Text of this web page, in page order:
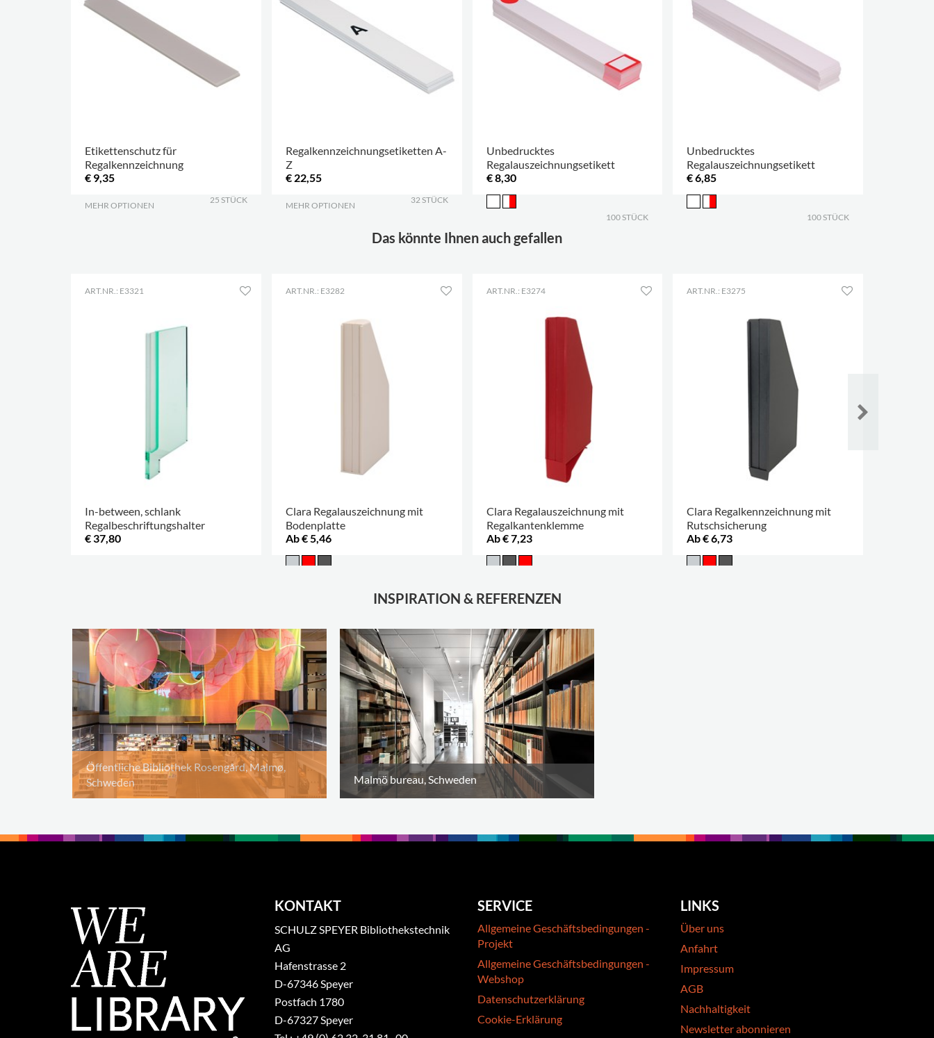
Etikettenschutz für
Regalkennzeichnung
€ 9,35
MEHR OPTIONEN
25 STÜCK
Regalkennzeichnungsetiketten A-
Z
€ 22,55
MEHR OPTIONEN
32 STÜCK
Unbedrucktes
Regalauszeichnungsetikett
€ 8,30
100 STÜCK
Unbedrucktes
Regalauszeichnungsetikett
€ 6,85
100 STÜCK
Das könnte Ihnen auch gefallen
ART.NR.: E3321
In-between, schlank
Regalbeschriftungshalter
€ 37,80
ART.NR.: E3282
Clara Regalauszeichnung mit
Bodenplatte
Ab € 5,46
ART.NR.: E3274
Clara Regalauszeichnung mit
Regalkantenklemme
Ab € 7,23
ART.NR.: E3275
Clara Regalkennzeichnung mit
Rutschsicherung
Ab € 6,73
INSPIRATION & REFERENZEN
Öffentliche Bibliothek Rosengård, Malmø,
Schweden
Malmö bureau, Schweden
KONTAKT
SCHULZ SPEYER Bibliothekstechnik
AG
Hafenstrasse 2
​D-67346 Speyer
Postfach 1780
D-67327 Speyer
SERVICE
Allgemeine Geschäftsbedingungen -
Projekt
Allgemeine Geschäftsbedingungen -
Webshop
Datenschutzerklärung
Cookie-Erklärung
LINKS
Über uns
Anfahrt
Impressum
AGB
Nachhaltigkeit
Newsletter abonnieren